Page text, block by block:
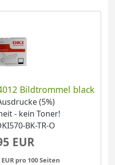
Bildtrommel black
(5%)
- kein Toner!
BK-TR-O
EUR
pro 100 Seiten